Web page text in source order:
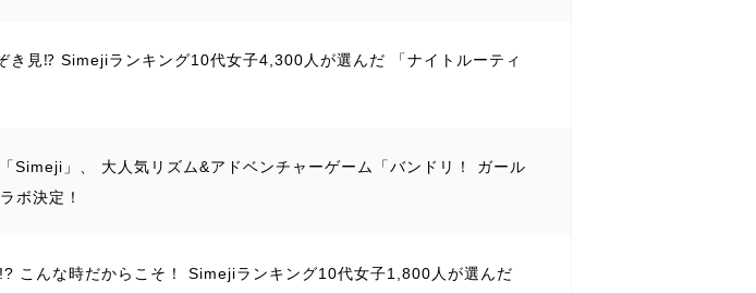
き見⁉ Simejiランキング10代女子4,300人が選んだ 「ナイトルーティ
Simeji」、 大人気リズム&アドベンチャーゲーム「バンドリ！ ガール
ボ決定！
こんな時だからこそ！ Simejiランキング10代女子1,800人が選んだ